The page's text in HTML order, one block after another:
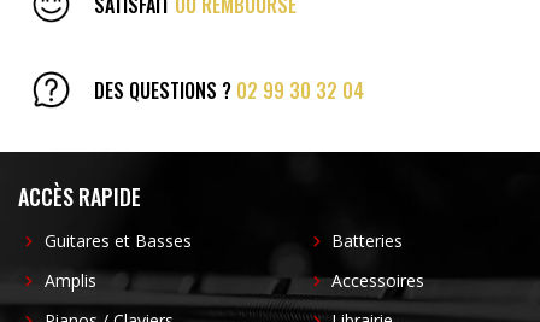
DES QUESTIONS ? 02 99 30 32 04
ACCÈS RAPIDE
Guitares et Basses
Amplis
Batteries
Accessoires